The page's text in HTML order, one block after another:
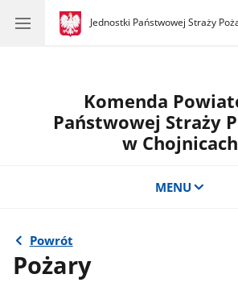
gov.pl
Jednostki Państwowej Straży
gov.pl
Jednostki
Komenda
Państwowej Straży
w Chojnicach
MENU
Powrót
Pożary